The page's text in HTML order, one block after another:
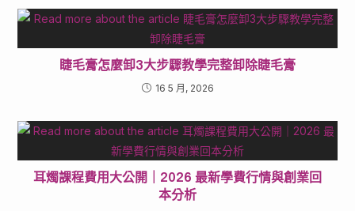
睫毛膏怎麼卸3大步驟教學完整卸除睫毛膏
16 5 月, 2026
耳燭課程費用大公開｜2026 最新學費行情與創業回
本分析